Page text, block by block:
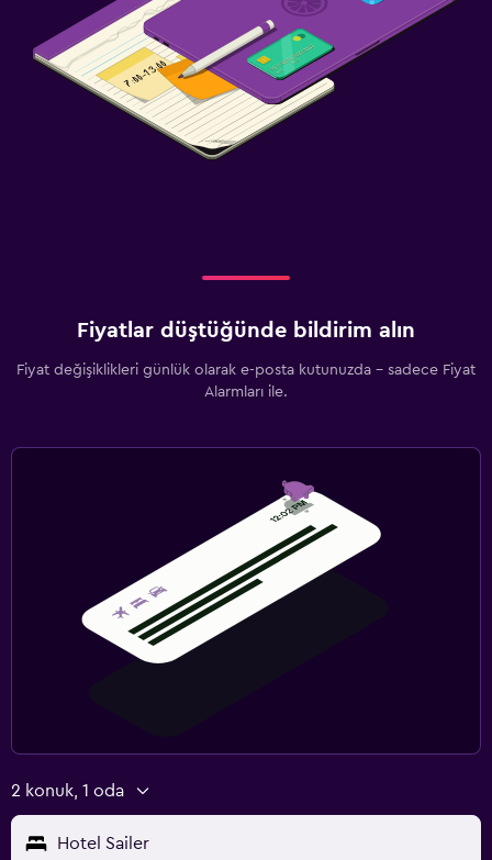
Fiyatlar düştüğünde bildirim alın
Fiyat değişiklikleri günlük olarak e-posta kutunuzda - sadece Fiyat
Alarmları ile.
2 konuk, 1 oda
Hotel Sailer